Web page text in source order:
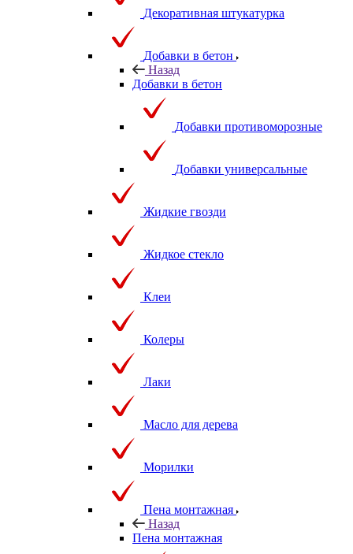
Декоративная штукатурка
Добавки в бетон
Назад
Добавки в бетон
Добавки противоморозные
Добавки универсальные
Жидкие гвозди
Жидкое стекло
Клеи
Колеры
Лаки
Масло для дерева
Морилки
Пена монтажная
Назад
Пена монтажная